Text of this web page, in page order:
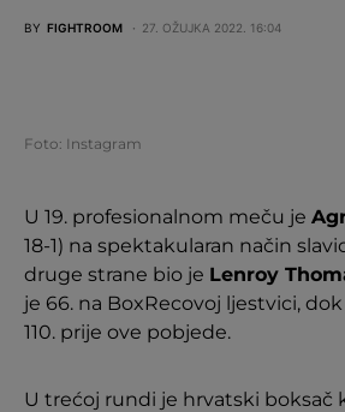
BY FIGHTROOM 27. OŽUJKA 2022. 16:04
Foto: Instagram
U 19. profesionalnom meču je
18-1) na spektakularan način
druge strane bio je Lenroy
je 66. na BoxRecovoj ljestvici,
110. prije ove pobjede.
U trećoj rundi je hrvatski boksač